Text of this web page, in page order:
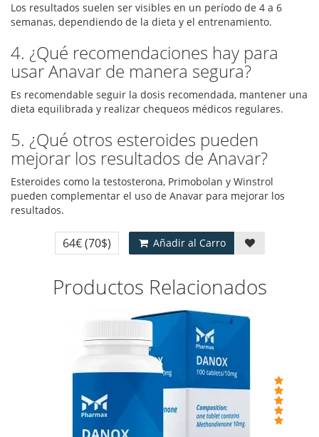
Los resultados suelen ser visibles en un período de 4 a 6
semanas, dependiendo de la dieta y el entrenamiento.
4. ¿Qué recomendaciones hay para
usar Anavar de manera segura?
Es recomendable seguir la dosis recomendada, mantener una
dieta equilibrada y realizar chequeos médicos regulares.
5. ¿Qué otros esteroides pueden
mejorar los resultados de Anavar?
Esteroides como la testosterona, Primobolan y Winstrol
pueden complementar el uso de Anavar para mejorar los
resultados.
64€(70$) Añadir al Carro
Productos Relacionados